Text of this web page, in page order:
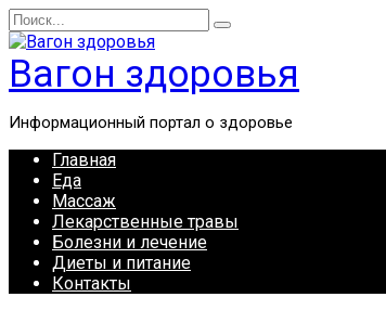
Перейти
к
содержанию
Search
for:
Вагон здоровья
Информационный портал о здоровье
Главная
Еда
Массаж
Лекарственные травы
Болезни и лечение
Диеты и питание
Контакты